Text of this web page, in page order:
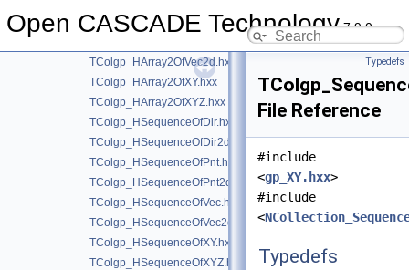
Open CASCADE Technology7.9.0
TColgp_HArray2OfPnt2d.hxx
TColgp_HArray2OfVec2d.hxx
TColgp_HArray2OfXY.hxx
TColgp_HArray2OfXYZ.hxx
TColgp_HSequenceOfDir.hxx
TColgp_HSequenceOfDir2d.hxx
TColgp_HSequenceOfPnt.hxx
TColgp_HSequenceOfPnt2d.hxx
TColgp_HSequenceOfVec.hxx
TColgp_HSequenceOfVec2d.hxx
TColgp_HSequenceOfXY.hxx
TColgp_HSequenceOfXYZ.hxx
Typedefs
File Reference
#include
<gp_XY.hxx>
#include
<
Typedefs